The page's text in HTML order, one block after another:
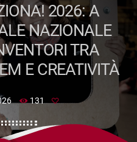
2026: A
NAZIONALE
TRA
E CREATIVITÀ
131